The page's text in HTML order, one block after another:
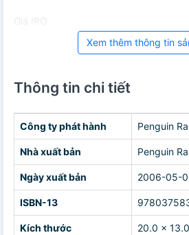
Giá IRO
Xem thêm thông tin
Thông tin chi tiết
Công ty phát hành Penguin
Nhà xuất bản Penguin
Ngày xuất bản 2006-05-
ISBN-13
Kích thước 20.0 x